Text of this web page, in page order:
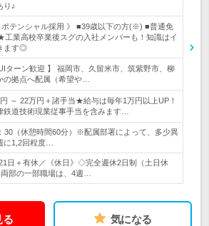
り♪
ポテンシャル採用 》 ■39歳以下の方(※) ■普通免
業高校卒業後スグの入社メンバーも！知識はイ
ます◎
ターン歓迎 】 福岡市、久留米市、筑紫野市、柳
の拠点へ配属（希望や…
～ 22万円＋諸手当★給与は毎年1万円以上UP！
道技術現業従事手当を含みます…
30（休憩時間60分）※配属部署によって、多少異
1,2回程度…
日＋有休／《休日》◇完全週休2日制（土日休
部の一部職場は、4週…
る 気になる